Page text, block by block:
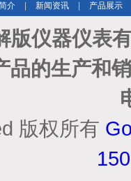
介 新闻资讯 产品展示
版仪器仪表
品的生产和
版权所有